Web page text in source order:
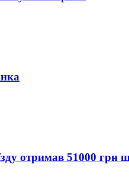
отримав 51000 грн